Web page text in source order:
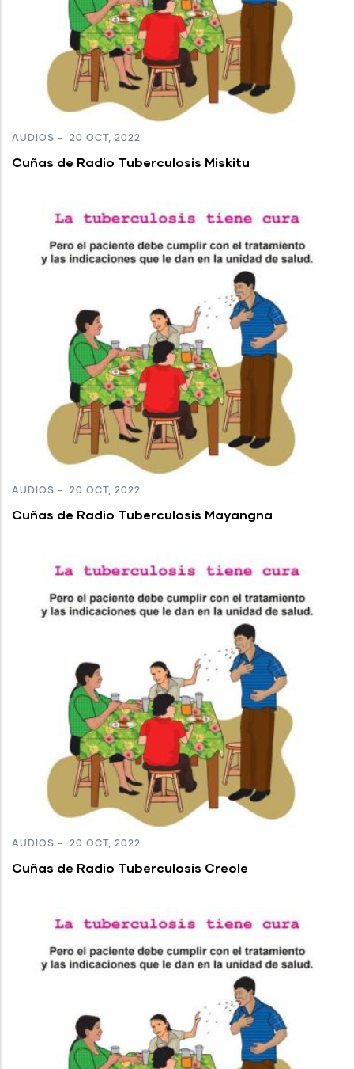
AUDIOS - 20 OCT, 2022
Cuñas de Radio Tuberculosis Miskitu
AUDIOS - 20 OCT, 2022
Cuñas de Radio Tuberculosis Mayangna
AUDIOS - 20 OCT, 2022
Cuñas de Radio Tuberculosis Creole